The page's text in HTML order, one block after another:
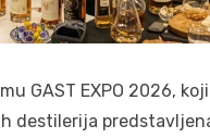
GAST EXPO 2026,
destilerija